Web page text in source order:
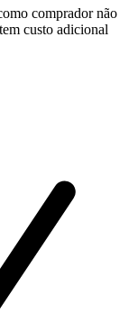
comprador não
custo adicional